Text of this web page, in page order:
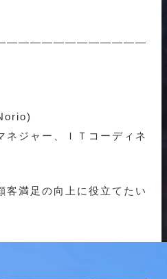
ネジャー、ＩＴコーディネ
客満足の向上に役立てたい